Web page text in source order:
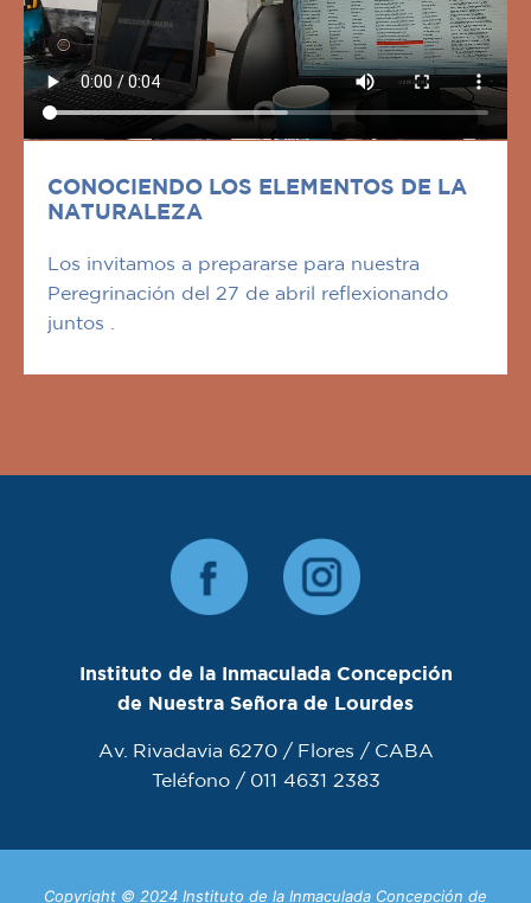
CONOCIENDO LOS ELEMENTOS DE LA
NATURALEZA
Los invitamos a prepararse para nuestra
Peregrinación del 27 de abril reflexionando
juntos .
Instituto de la Inmaculada Concepción
de Nuestra Señora de Lourdes
Av. Rivadavia 6270 / Flores / CABA
Teléfono / 011 4631 2383
Copyright © 2024 Instituto de la Inmaculada Concepción de